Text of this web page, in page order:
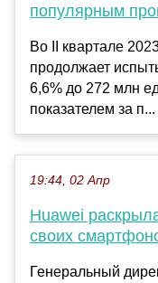
популярным
Во II квартале
продолжает
6,6% до 272 млн
показателем за п...
19:44, 02 Апр
Huawei
своих
Генеральный